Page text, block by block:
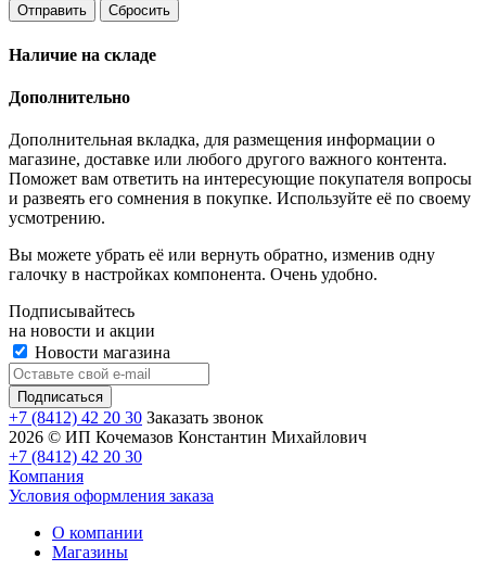
Отправить Сбросить
Наличие на складе
Дополнительно
Дополнительная вкладка, для размещения информации о
магазине, доставке или любого другого важного контента.
Поможет вам ответить на интересующие покупателя вопросы
и развеять его сомнения в покупке. Используйте её по своему
усмотрению.
Вы можете убрать её или вернуть обратно, изменив одну
галочку в настройках компонента. Очень удобно.
Подписывайтесь
на новости и акции
Новости магазина
+7 (8412) 42 20 30 Заказать звонок
2026 © ИП Кочемазов Константин Михайлович
+7 (8412) 42 20 30
Компания
Условия оформления заказа
О компании
Магазины